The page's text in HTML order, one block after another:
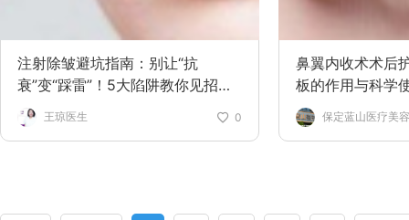
注射除皱避坑指南：别让“抗
衰”变“踩雷”！5大陷阱教你见招拆
招
王琼医生 0
鼻翼内收术术后
板的作用与科学
保定蓝山医疗美